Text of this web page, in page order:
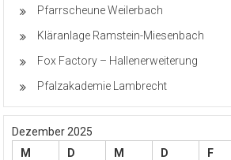
Pfarrscheune Weilerbach
Kläranlage Ramstein-Miesenbach
Fox Factory – Hallenerweiterung
Pfalzakademie Lambrecht
Dezember 2025
M
D M D F